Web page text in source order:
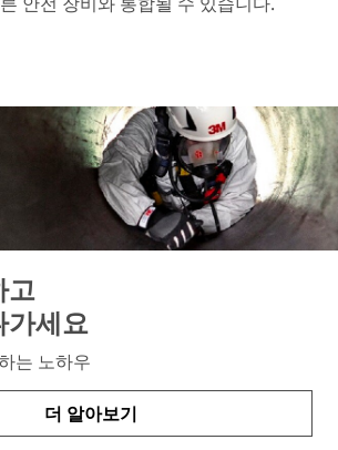
고
가세요
는 노하우
더 알아보기